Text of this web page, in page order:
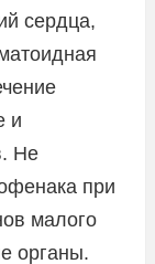
сердца,
и
Не
при
малого
органы.